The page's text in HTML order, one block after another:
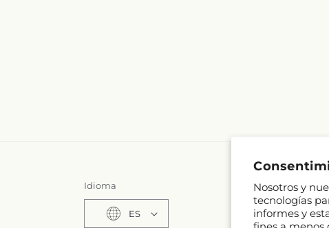
Nosotros y
tecnologías
informes y
Idioma
ES